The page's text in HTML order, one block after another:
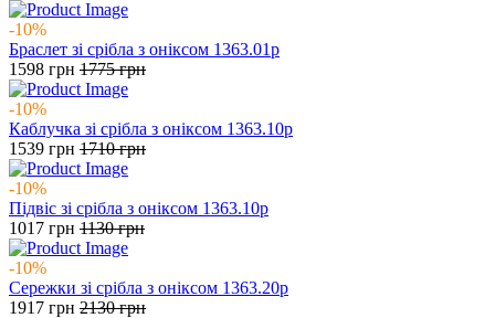
-10%
Браслет зі срібла з оніксом 1363.01р
1598 грн 1775грн
-10%
Каблучка зі срібла з оніксом 1363.10р
1539 грн 1710грн
-10%
Підвіс зі срібла з оніксом 1363.10р
1017 грн 1130грн
-10%
Сережки зі срібла з оніксом 1363.20р
1917 грн 2130грн